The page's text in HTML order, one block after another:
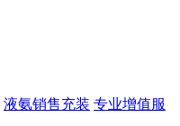
液氨销售充装 专业增值服